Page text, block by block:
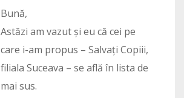
Bună,
Astăzi am vazut și eu că cei pe
care i-am propus – Salvați Copiii,
filiala Suceava – se află în lista de
mai sus.